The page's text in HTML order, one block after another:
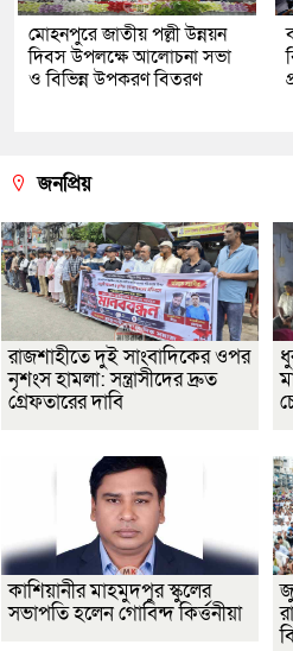
মোহনপুরে জাতীয় পল্লী উন্নয়ন
দিবস উপলক্ষে আলোচনা সভা
ও বিভিন্ন উপকরণ বিতরণ
জনপ্রিয়
রাজশাহীতে দুই সাংবাদিকের ওপর
নৃশংস হামলা: সন্ত্রাসীদের দ্রুত
গ্রেফতারের দাবি
কাশিয়ানীর মাহমুদপুর স্কুলের
সভাপতি হলেন গোবিন্দ কির্ত্তনীয়া